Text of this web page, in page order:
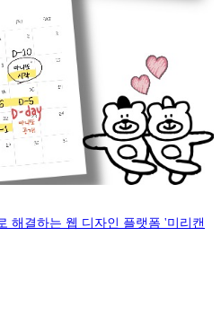
해결하는 웹 디자인 플랫폼 '미리캔